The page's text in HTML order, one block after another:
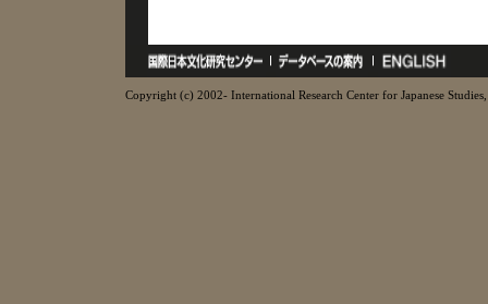
Copyright (c) 2002- International Research Center for Japanese